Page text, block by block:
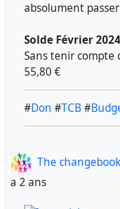
absolument
Solde Février
Sans tenir compte
55,80 €
#Don #TCB#
The changebook
a 2 ans